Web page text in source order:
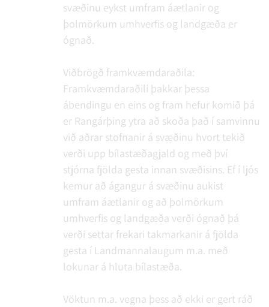
svæðinu eykst umfram áætlanir og
þolmörkum umhverfis og landgæða er
ógnað.
Viðbrögð framkvæmdaraðila:
Framkvæmdaraðili þakkar þessa
ábendingu en eins og fram hefur komið þá
er Rangárþing ytra að skoða það í samvinnu
við aðrar stofnanir á svæðinu hvort tekið
verði upp bílastæðagjald og með því
stjórna fjölda gesta innan svæðisins. Ef í ljós
kemur að ágangur á svæðinu aukist
umfram áætlanir og að þolmörkum
umhverfis og landgæða verði ógnað þá
verði settar frekari takmarkanir á fjölda
gesta í Landmannalaugum m.a. með
lokunar á hluta bílastæða.
Vöktun m.a. vegna þess að ekki er gert ráð